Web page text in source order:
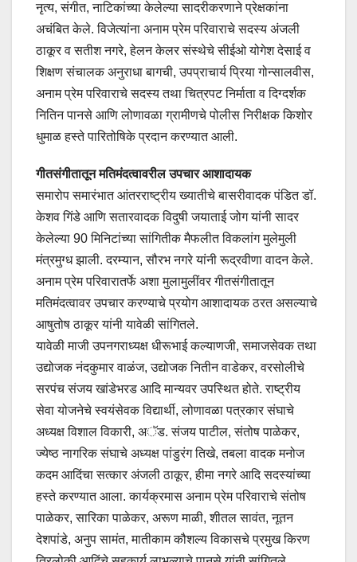
नृत्य, संगीत, नाटिकांच्या केलेल्या सादरीकरणाने प्रेक्षकांना
अचंबित केले. विजेत्यांना अनाम प्रेम परिवाराचे सदस्य अंजली
ठाकूर व सतीश नगरे, हेलन केलर संस्थेचे सीईओ योगेश देसाई व
शिक्षण संचालक अनुराधा बागची, उपप्राचार्य प्रिया गोन्सालवीस,
अनाम प्रेम परिवाराचे सदस्य तथा चित्रपट निर्माता व दिग्दर्शक
नितिन पानसे आणि लोणावळा ग्रामीणचे पोलीस निरीक्षक किशोर
धुमाळ हस्ते पारितोषिके प्रदान करण्यात आली.
गीतसंगीतातून मतिमंदत्वावरील उपचार आशादायक
समारोप समारंभात आंतरराष्ट्रीय ख्यातीचे बासरीवादक पंडित डॉ.
केशव गिंडे आणि सतारवादक विदुषी जयाताई जोग यांनी सादर
केलेल्या 90 मिनिटांच्या सांगितीक मैफलीत विकलांग मुलेमुली
मंत्रमुग्ध झाली. दरम्यान, सौरभ नगरे यांनी रूद्रवीणा वादन केले.
अनाम प्रेम परिवारातर्फे अशा मुलामुलींवर गीतसंगीतातून
मतिमंदत्वावर उपचार करण्याचे प्रयोग आशादायक ठरत असल्याचे
आषुतोष ठाकूर यांनी यावेळी सांगितले.
यावेळी माजी उपनगराध्यक्ष धीरूभाई कल्याणजी, समाजसेवक तथा
उद्योजक नंदकुमार वाळंज, उद्योजक नितीन वाडेकर, वरसोलीचे
सरपंच संजय खांडेभरड आदि मान्यवर उपस्थित होते. राष्ट्रीय
सेवा योजनेचे स्वयंसेवक विद्यार्थी, लोणावळा पत्रकार संघाचे
अध्यक्ष विशाल विकारी, अॅड. संजय पाटील, संतोष पाळेकर,
ज्येष्ठ नागरिक संघाचे अध्यक्ष पांडुरंग तिखे, तबला वादक मनोज
कदम आदिंचा सत्कार अंजली ठाकूर, हीमा नगरे आदि सदस्यांच्या
हस्ते करण्यात आला. कार्यक्रमास अनाम प्रेम परिवाराचे संतोष
पाळेकर, सारिका पाळेकर, अरूण माळी, शीतल सावंत, नूतन
देशपांडे, अनुप सामंत, मातीकाम कौशल्य विकासचे प्रमुख किरण